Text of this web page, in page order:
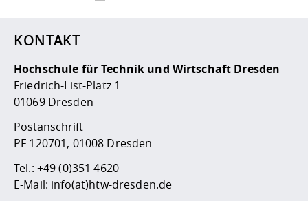
KONTAKT
Hochschule für Technik und Wirtschaft Dresden
Friedrich-List-Platz 1
01069 Dresden
Postanschrift
PF 120701, 01008 Dresden
Tel.: +49 (0)351 4620
E-Mail: info(at)htw-dresden.de